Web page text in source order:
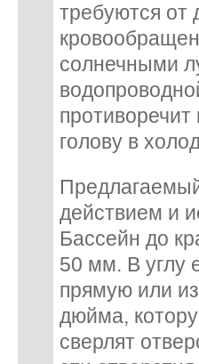
требуются от
солнечными
голову в
действием и
Бассейн до
50 мм. В углу
прямую или
дюйма,
сверлят